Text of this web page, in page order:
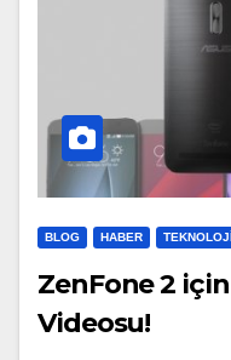
BLOG HABER
ZenFone 2 için
Videosu!